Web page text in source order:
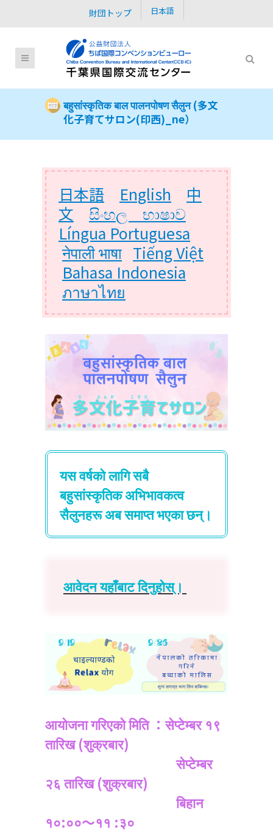
財団トップ 日本語
बहुसांस्कृतिक बाल पालनपोषण सैलुन (多文
化子育てサロン(印西)_ne）
日本語 English
中
文
සිංහල භාෂාව
Língua Portuguesa
नेपाली भाषा Tiếng Việt
Bahasa Indonesia
ภาษาไทย
यस वर्षको लागि सबै
बहुसांस्कृतिक अभिभावकत्व
सैलुनहरू अब समाप्त भएका छन्।
आवेदन यहाँबाट दिनुहोस्।
आयोजना गरिएको मिति ：सेप्टेम्बर १९
तारिख (शुक्रबार)
सेप्टेम्बर
२६ तारिख (शुक्रबार)
बिहान
१०:००～११ :३०